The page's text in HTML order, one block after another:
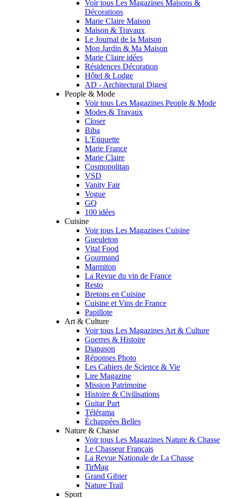
Voir tous Les Magazines Maisons &
Décorations
Marie Claire Maison
Maison & Travaux
Le Journal de la Maison
Mon Jardin & Ma Maison
Marie Claire idées
Résidences Décoration
Hôtel & Lodge
AD - Architectural Digest
People & Mode
Voir tous Les Magazines People & Mode
Modes & Travaux
Closer
Biba
L'Etiquette
Marie France
Marie Claire
Cosmopolitan
VSD
Vanity Fair
Vogue
GQ
100 idées
Cuisine
Voir tous Les Magazines Cuisine
Gueuleton
Vital Food
Gourmand
Marmiton
La Revue du vin de France
Resto
Bretons en Cuisine
Cuisine et Vins de France
Papillote
Art & Culture
Voir tous Les Magazines Art & Culture
Guerres & Histoire
Diapason
Réponses Photo
Les Cahiers de Science & Vie
Lire Magazine
Mission Patrimoine
Histoire & Civilisations
Guitar Part
Télérama
Échappées Belles
Nature & Chasse
Voir tous Les Magazines Nature & Chasse
Le Chasseur Français
La Revue Nationale de La Chasse
TirMag
Grand Gibier
Nature Trail
Sport